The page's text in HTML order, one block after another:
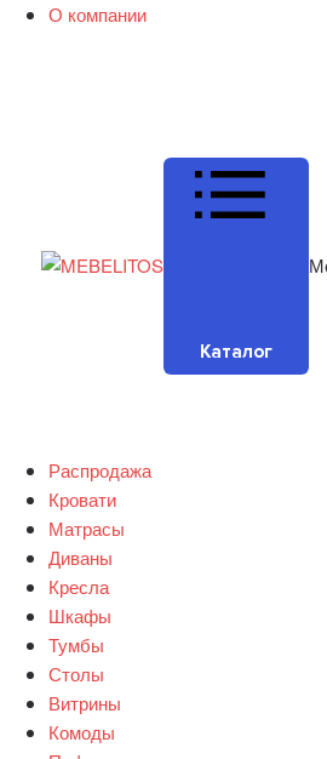
О компании
Каталог
Распродажа
Кровати
Матрасы
Диваны
Кресла
Шкафы
Тумбы
Столы
Витрины
Комоды